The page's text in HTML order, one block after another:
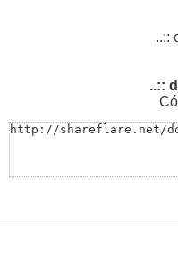
..::
..::
http://shareflare.net/